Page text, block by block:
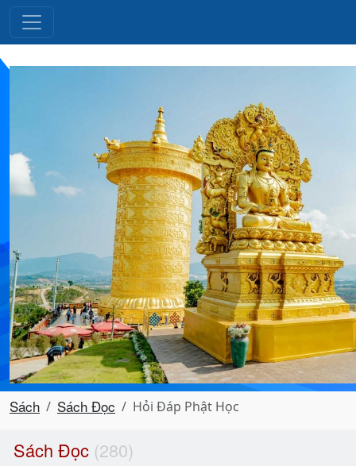
Sách Sách Đọc Hỏi Đáp Phật Học
Sách Đọc (280)